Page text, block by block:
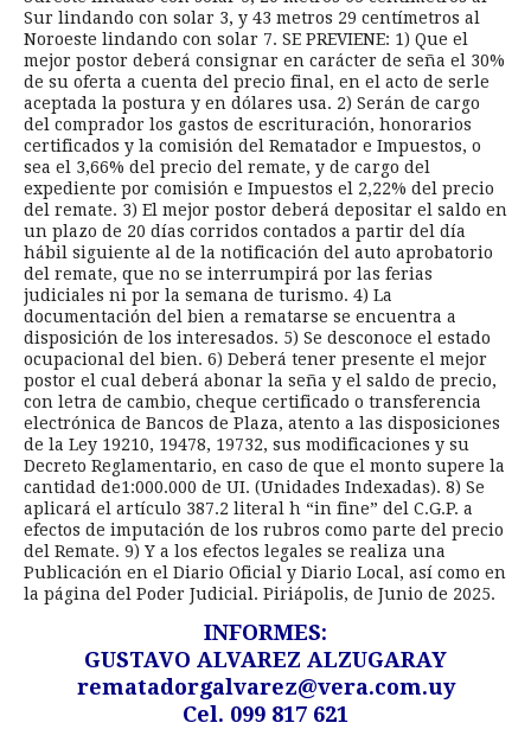
Sur lindando con solar 3, y 43 metros 29 centímetros al
Noroeste lindando con solar 7. SE PREVIENE: 1) Que el
mejor postor deberá consignar en carácter de seña el 30%
de su oferta a cuenta del precio final, en el acto de serle
aceptada la postura y en dólares usa. 2) Serán de cargo
del comprador los gastos de escrituración, honorarios
certificados y la comisión del Rematador e Impuestos, o
sea el 3,66% del precio del remate, y de cargo del
expediente por comisión e Impuestos el 2,22% del precio
del remate. 3) El mejor postor deberá depositar el saldo en
un plazo de 20 días corridos contados a partir del día
hábil siguiente al de la notificación del auto aprobatorio
del remate, que no se interrumpirá por las ferias
judiciales ni por la semana de turismo. 4) La
documentación del bien a rematarse se encuentra a
disposición de los interesados. 5) Se desconoce el estado
ocupacional del bien. 6) Deberá tener presente el mejor
postor el cual deberá abonar la seña y el saldo de precio,
con letra de cambio, cheque certificado o transferencia
electrónica de Bancos de Plaza, atento a las disposiciones
de la Ley 19210, 19478, 19732, sus modificaciones y su
Decreto Reglamentario, en caso de que el monto supere la
cantidad de1:000.000 de UI. (Unidades Indexadas). 8) Se
aplicará el artículo 387.2 literal h “in fine” del C.G.P. a
efectos de imputación de los rubros como parte del precio
del Remate. 9) Y a los efectos legales se realiza una
Publicación en el Diario Oficial y Diario Local, así como en
la página del Poder Judicial. Piriápolis, de Junio de 2025.
INFORMES:
GUSTAVO ALVAREZ ALZUGARAY
rematadorgalvarez@vera.com.uy
Cel. 099 817 621